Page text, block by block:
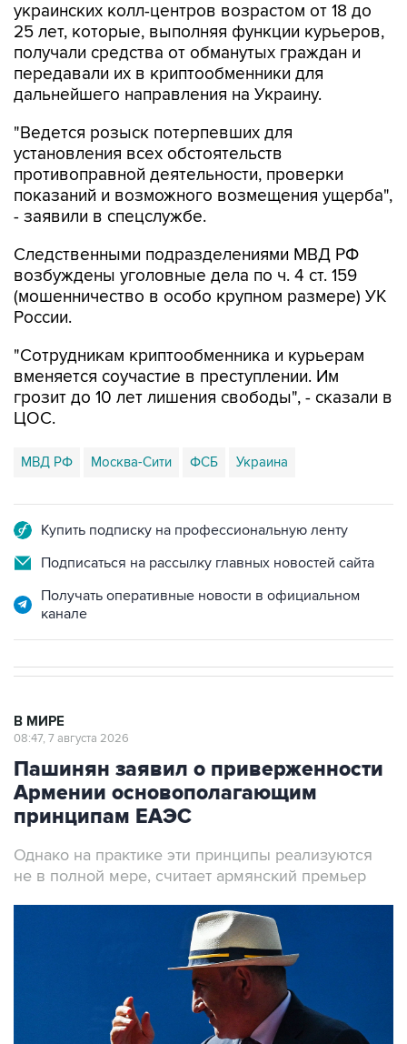
украинских колл-центров возрастом от 18 до
25 лет, которые, выполняя функции курьеров,
получали средства от обманутых граждан и
передавали их в криптообменники для
дальнейшего направления на Украину.
"Ведется розыск потерпевших для
установления всех обстоятельств
противоправной деятельности, проверки
показаний и возможного возмещения ущерба",
- заявили в спецслужбе.
Следственными подразделениями МВД РФ
возбуждены уголовные дела по ч. 4 ст. 159
(мошенничество в особо крупном размере) УК
России.
"Сотрудникам криптообменника и курьерам
вменяется соучастие в преступлении. Им
грозит до 10 лет лишения свободы", - сказали в
ЦОС.
МВД РФ Москва-Сити ФСБ Украина
Купить подписку на профессиональную ленту
Подписаться на рассылку главных новостей сайта
Получать оперативные новости в официальном
канале
В МИРЕ
08:47, 7 августа 2026
Пашинян заявил о приверженности
Армении основополагающим
принципам ЕАЭС
Однако на практике эти принципы реализуются
не в полной мере, считает армянский премьер